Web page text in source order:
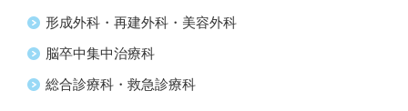
形成外科・再建外科・美容外科
脳卒中集中治療科
総合診療科・救急診療科